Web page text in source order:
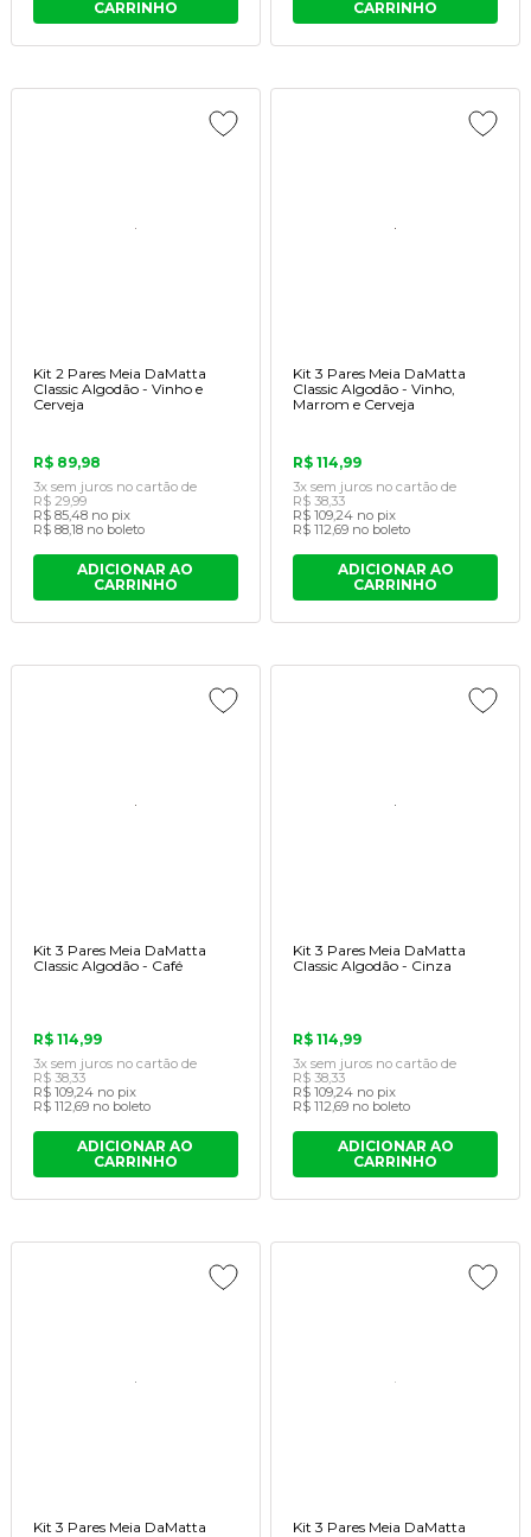
CARRINHO
CARRINHO
Kit 2 Pares Meia DaMatta
Classic Algodão - Vinho e
Cerveja
R$ 89,98
3x sem juros no cartãode
R$ 29,99
R$ 85,48 no pix
R$ 88,18 no boleto
ADICIONAR AO
CARRINHO
Kit 3 Pares Meia DaMatta
Classic Algodão - Vinho,
Marrom e Cerveja
R$ 114,99
3x sem juros no cartão de
R$ 38,33
R$ 109,24 no pix
R$ 112,69 no boleto
ADICIONAR AO
CARRINHO
Kit 3 Pares Meia DaMatta
Classic Algodão - Café
R$ 114,99
3x sem juros no cartãode
R$ 38,33
R$ 109,24 no pix
R$ 112,69 no boleto
ADICIONAR AO
CARRINHO
Kit 3 Pares Meia DaMatta
Classic Algodão - Cinza
R$ 114,99
3x sem juros no cartão de
R$ 38,33
R$ 109,24 no pix
R$ 112,69 no boleto
ADICIONAR AO
CARRINHO
Kit 3 Pares Meia DaMatta
Kit 3 Pares Meia DaMatta